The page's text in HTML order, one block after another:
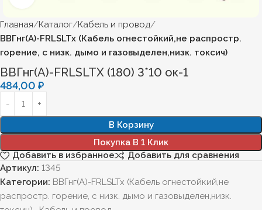
Главная Каталог Кабель и провод
ВВГнг(А)-FRLSLTx (Кабель огнестойкий,не распростр.
горение, с низк. дымо и газовыделен,низк. токсич)
ВВГнг(А)-FRLSLTХ (180) 3*10 ок-1
484,00 ₽
В Корзину
Покупка В 1 Клик
Добавить в избранное
Добавить для сравнения
Артикул: 1345
Категории: ВВГнг(А)-FRLSLTx (Кабель огнестойкий,не
распростр. горение, с низк. дымо и газовыделен,низк.